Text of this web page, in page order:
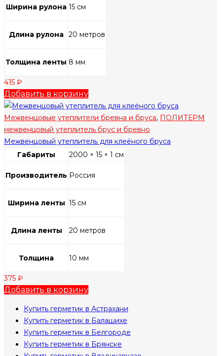
Ширина рулона 15 см
Длина рулона 20 метров
Толщина ленты 8 мм
415 ₽
Добавить в корзину
Межвенцовые утеплители бревна и бруса, ПОЛИТЕРМ
межвенцовый утеплитель брус и бревно
Межвенцовый утеплитель для клеёного бруса
Габариты
2000 × 15 × 1 см
Производитель Россия
Ширина ленты 15 см
Длина ленты 20 метров
Толщина 10 мм
375 ₽
Добавить в корзину
Купить герметик в Астрахани
Купить герметик в Балашихе
Купить герметик в Белгороде
Купить герметик в Брянске